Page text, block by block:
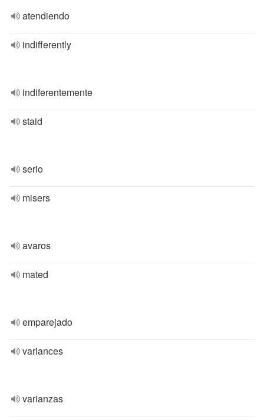
atendiendo
indifferently
indiferentemente
staid
serio
misers
avaros
mated
emparejado
variances
varianzas